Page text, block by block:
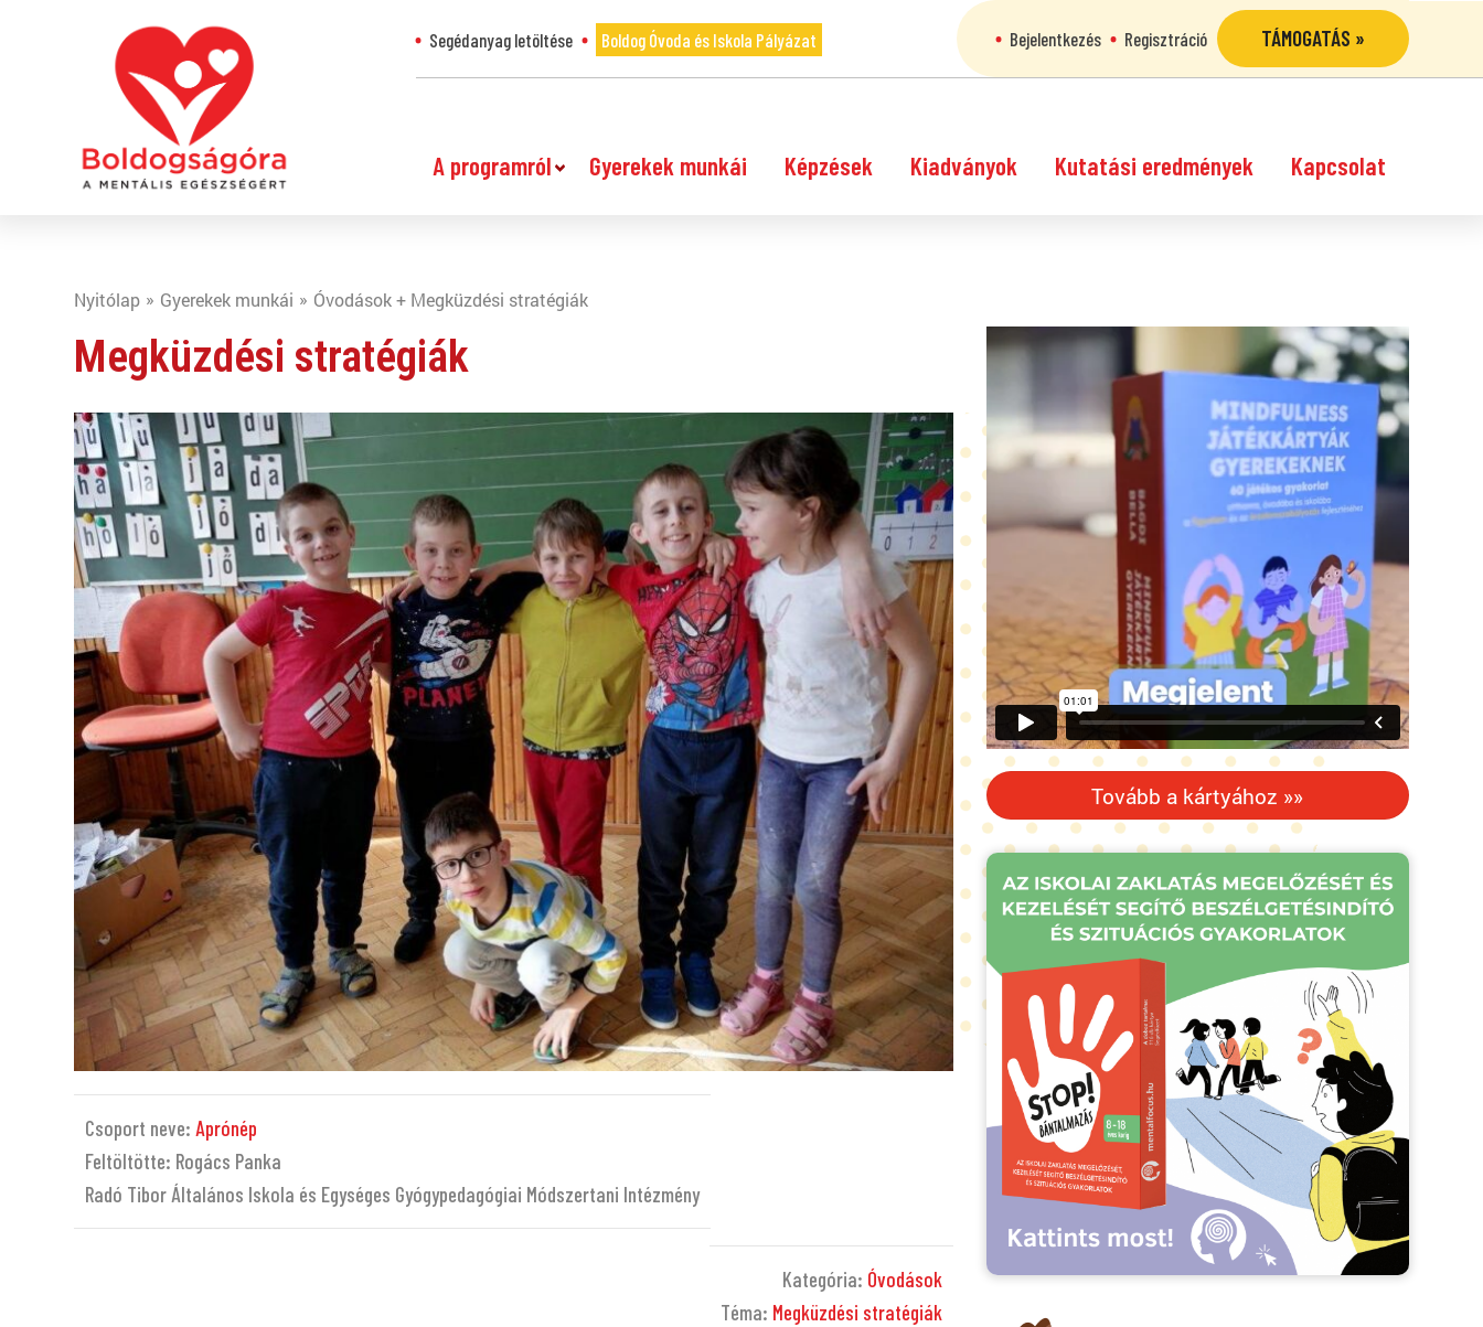
Segédanyag letöltése Boldog Óvoda és Iskola Pályázat Bejelentkezés Regisztráció TÁMOGATÁS »
A programról Gyerekek munkái Képzések Kiadványok Kutatási eredmények Kapcsolat
Nyitólap Gyerekek munkái Óvodások + Megküzdési stratégiák
Megküzdési stratégiák
Csoport neve: Aprónép
Feltöltötte: Rogács Panka
Radó Tibor Általános Iskola és Egységes Gyógypedagógiai Módszertani Intézmény
Kategória: Óvodások
Téma: Megküzdési stratégiák
Tovább a kártyához »»